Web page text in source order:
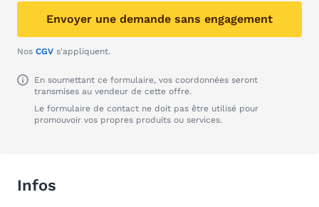
Envoyer une demande sans engagement
Nos CGV s'appliquent.
En soumettant ce formulaire, vos coordonnées seront
transmises au vendeur de cette offre.
Le formulaire de contact ne doit pas être utilisé pour
promouvoir vos propres produits ou services.
Infos